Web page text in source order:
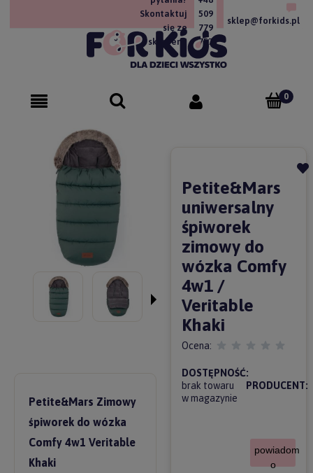
Skontaktuj
się ze
sklepem!
509
779
757
sklep@forkids.pl
Petite&Mars Zimowy
śpiworek do wózka
Comfy 4w1 Veritable
Khaki
Petite&Mars
uniwersalny
śpiworek
zimowy do
wózka Comfy
4w1 /
Veritable
Khaki
Ocena:
DOSTĘPNOŚĆ:
brak towaru
w magazynie
PRODUCENT:
powiadom
o